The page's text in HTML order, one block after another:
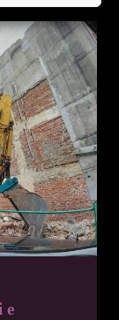
e